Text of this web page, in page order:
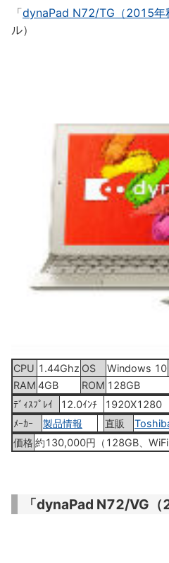
「dynaPad N72/TG（2015年
ル）
CPU 1.44Ghz OS Windows 10
RAM 4GB ROM 128GB
ﾃﾞｨｽﾌﾟﾚｲ
12.0ｲﾝﾁ 1920X1280
ﾒｰｶｰ
製品情報 直販
価格 約130,000円（128GB、WiFi
「dynaPad N72/VG